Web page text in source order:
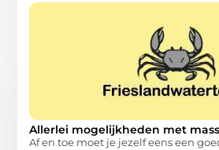
Allerlei mogelijkheden met
Af en toe moet je jezelf eens een